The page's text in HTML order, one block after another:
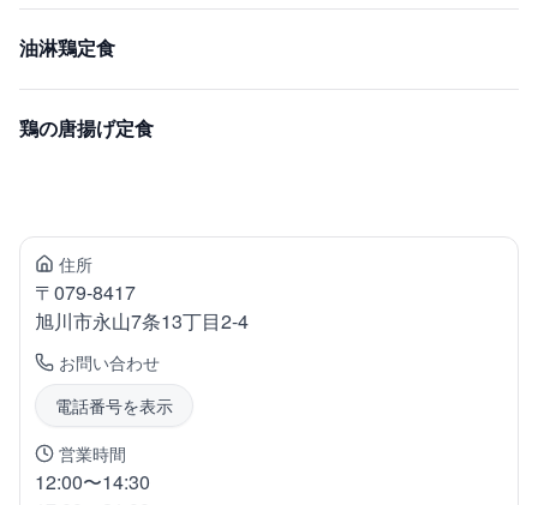
油淋鶏定食
鶏の唐揚げ定食
住所
〒079-8417
旭川市永山7条13丁目2-4
お問い合わせ
電話番号を表示
営業時間
12:00〜14:30